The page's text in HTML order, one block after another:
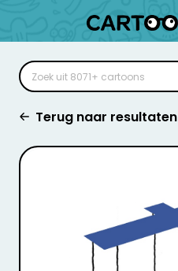
Terug naar resultaten